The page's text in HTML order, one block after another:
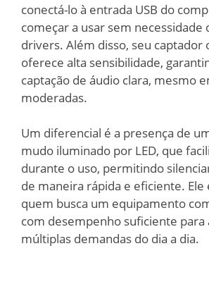
conectá-lo à entrada USB do
começar a usar sem necessidade
drivers. Além disso, seu captador
oferece alta sensibilidade,
captação de áudio clara, mesmo
moderadas.
Um diferencial é a presença de
mudo iluminado por LED, que
durante o uso, permitindo
de maneira rápida e eficiente. Ele
quem busca um equipamento
com desempenho suficiente para
múltiplas demandas do dia a dia.